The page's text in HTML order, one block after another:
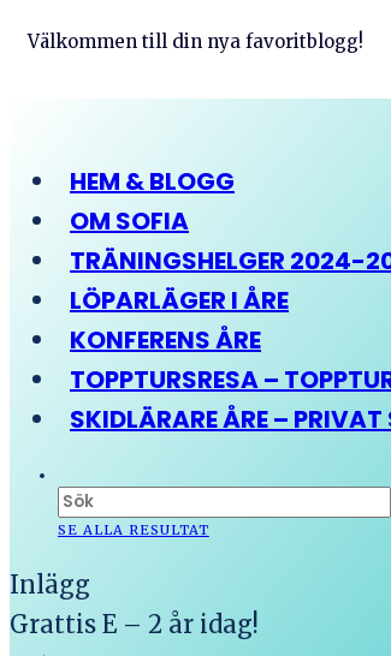
Välkommen till din nya favoritblogg!
HEM & BLOGG
OM SOFIA
TRÄNINGSHELGER 2024-
LÖPARLÄGER I ÅRE
KONFERENS ÅRE
TOPPTURSRESA –
SKIDLÄRARE ÅRE –
SE ALLA RESULTAT
Inlägg
Grattis E – 2 år idag!